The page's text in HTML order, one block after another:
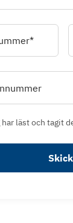
har läst och tagit